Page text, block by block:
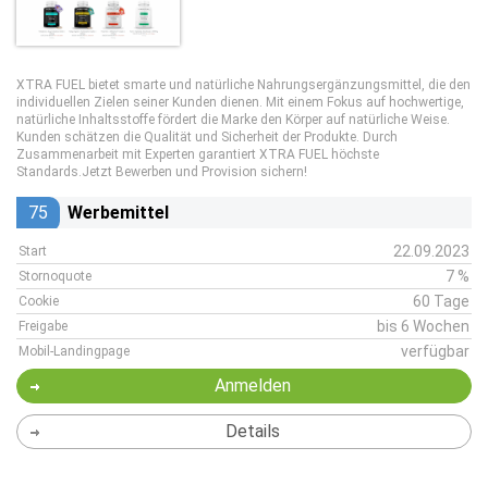
XTRA FUEL bietet smarte und natürliche Nahrungsergänzungsmittel, die den
individuellen Zielen seiner Kunden dienen. Mit einem Fokus auf hochwertige,
natürliche Inhaltsstoffe fördert die Marke den Körper auf natürliche Weise.
Kunden schätzen die Qualität und Sicherheit der Produkte. Durch
Zusammenarbeit mit Experten garantiert XTRA FUEL höchste
Standards.Jetzt Bewerben und Provision sichern!
75 Werbemittel
Start 22.09.2023
Stornoquote 7 %
Cookie 60 Tage
Freigabe bis 6 Wochen
Mobil-Landingpage verfügbar
Anmelden
Details